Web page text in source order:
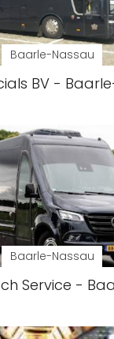
Baarle-Nassau
BV -
Baarle-Nassau
Service -